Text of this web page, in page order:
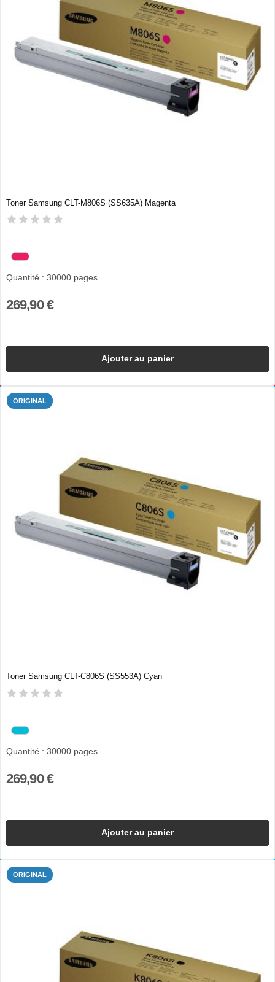
Toner Samsung CLT-M806S (SS635A) Magenta
Quantité : 30000 pages
269,90 €
Ajouter au panier
ORIGINAL
Toner Samsung CLT-C806S (SS553A) Cyan
Quantité : 30000 pages
269,90 €
Ajouter au panier
ORIGINAL